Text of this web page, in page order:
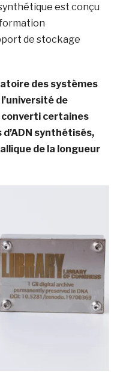
est conçu
de stockage
des systèmes
de
converti certaines
synthétisés,
de la longueur